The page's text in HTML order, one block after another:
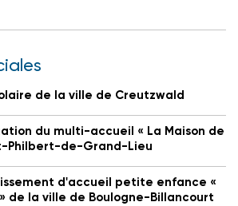
de la ville de Creutzwald
du multi-accueil « La Maison de
Philbert-de-Grand-Lieu
d'accueil petite enfance «
de la ville de Boulogne-Billancourt